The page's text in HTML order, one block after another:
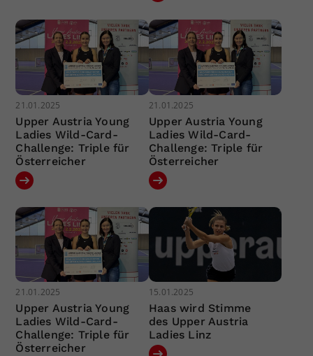
21.01.2025
Upper Austria Young
Ladies Wild-Card-
Challenge: Triple für
Österreicher
21.01.2025
Upper Austria Young
Ladies Wild-Card-
Challenge: Triple für
Österreicher
21.01.2025
Upper Austria Young
Ladies Wild-Card-
Challenge: Triple für
Österreicher
15.01.2025
Haas wird Stimme
des Upper Austria
Ladies Linz